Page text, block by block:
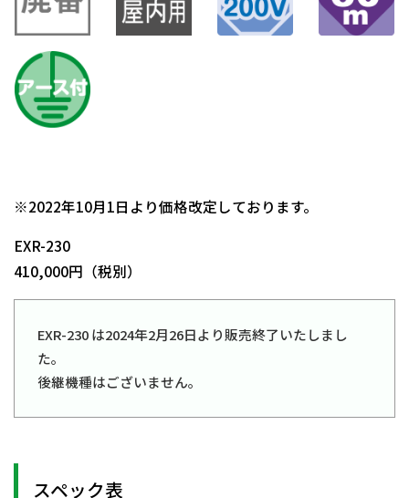
※2022年10月1日より価格改定しております。
EXR-230
410,000円（税別）
EXR-230 は2024年2月26日より販売終了いたしまし
た。
後継機種はございません。
スペック表